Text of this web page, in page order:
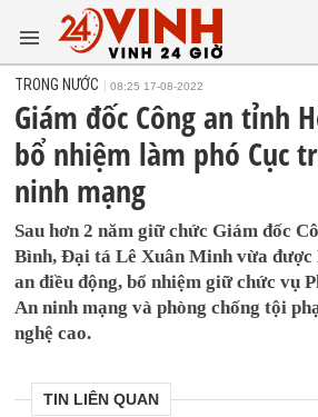
TRONG NƯỚC 08:25 17-08-2022
Giám đốc Công an tỉnh
bổ nhiệm làm phó Cục
ninh mạng
Sau hơn 2 năm giữ chức Giám đốc
Bình, Đại tá Lê Xuân Minh vừa được
an điều động, bổ nhiệm giữ chức vụ
An ninh mạng và phòng chống tội
nghệ cao.
TIN LIÊN QUAN